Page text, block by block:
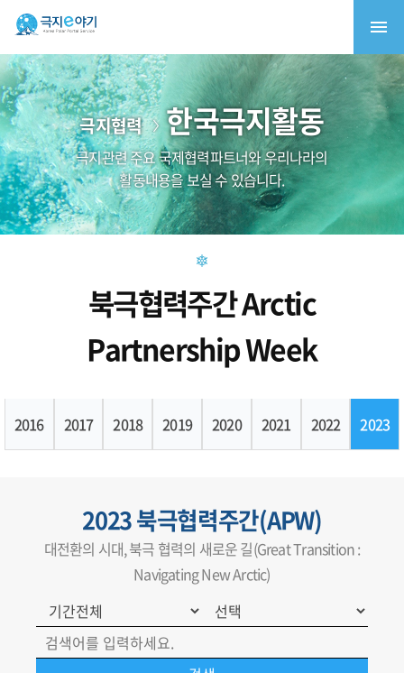
극지협력 한국극지활동
극지관련 주요 국제협력파트너와 우리나라의
활동내용을 보실 수 있습니다.
북극협력주간 Arctic
Partnership Week
2016 2017 2018 2019 2020 2021 2022 2023
2023 북극협력주간(APW)
대전환의 시대, 북극 협력의 새로운 길(Great Transition :
Navigating New Arctic)